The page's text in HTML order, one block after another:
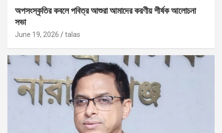
অপসংস্কৃতির কবলে পবিত্র আশুরা আমাদের করণীয় শীর্ষক আলোচনা
সভা
June 19, 2026 talas